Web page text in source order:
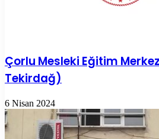
Çorlu Mesleki Eğitim
Tekirdağ)
6 Nisan 2024